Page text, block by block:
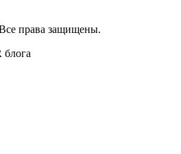
права защищены.